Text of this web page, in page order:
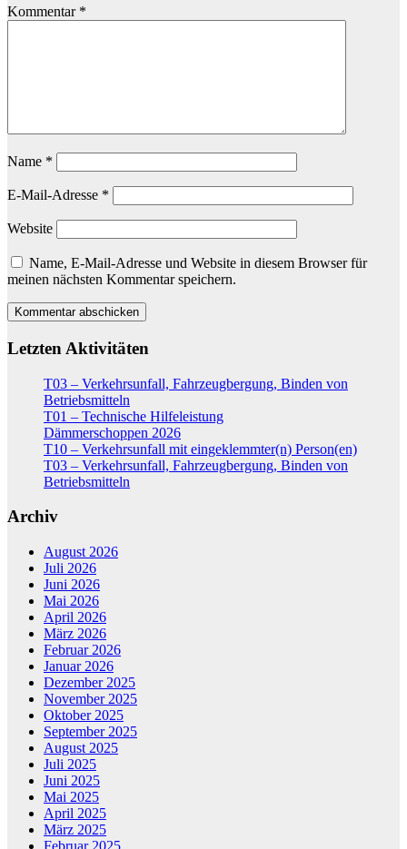
Kommentar *
Name *
E-Mail-Adresse *
Website
Name, E-Mail-Adresse und Website in diesem Browser für
meinen nächsten Kommentar speichern.
Letzten Aktivitäten
T03 – Verkehrsunfall, Fahrzeugbergung, Binden von
Betriebsmitteln
T01 – Technische Hilfeleistung
Dämmerschoppen 2026
T10 – Verkehrsunfall mit eingeklemmter(n) Person(en)
T03 – Verkehrsunfall, Fahrzeugbergung, Binden von
Betriebsmitteln
Archiv
August 2026
Juli 2026
Juni 2026
Mai 2026
April 2026
März 2026
Februar 2026
Januar 2026
Dezember 2025
November 2025
Oktober 2025
September 2025
August 2025
Juli 2025
Juni 2025
Mai 2025
April 2025
März 2025
Februar 2025